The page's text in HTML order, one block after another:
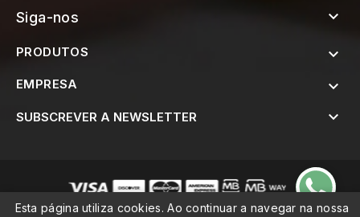
Siga-nos 
Esta página utiliza cookies. Ao continuar a navegar na nossa
PRODUTOS 
EMPRESA 
SUBSCREVER A NEWSLETTER 
© 2026 - MEMO, Soluções de Medicina e Mobilidade Lda